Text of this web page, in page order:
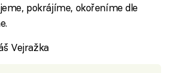
pokrájíme, okořeníme dle
Vejražka